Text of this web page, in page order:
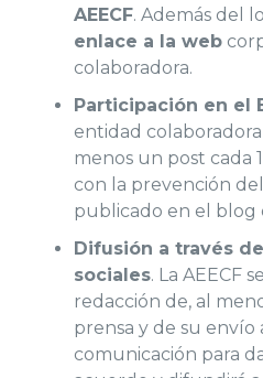
AEECF. Además del
enlace a la web
colaboradora.
Participación en el
entidad
menos un post cada
con la prevención
publicado en el blog
Difusión a través
sociales. La AEECF
redacción de, al
prensa y de su envío
comunicación para